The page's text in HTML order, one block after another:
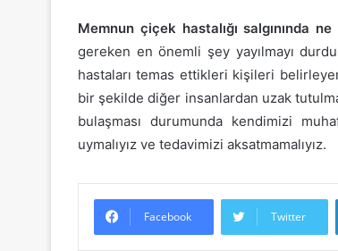
Memnun çiçek hastalığı salgınında ne
gereken en önemli şey yayılmayı
hastaları temas ettikleri kişileri
bir şekilde diğer insanlardan uzak
bulaşması durumunda kendimizi
uymalıyız ve tedavimizi aksatmamalıyız.
Facebook Twitter